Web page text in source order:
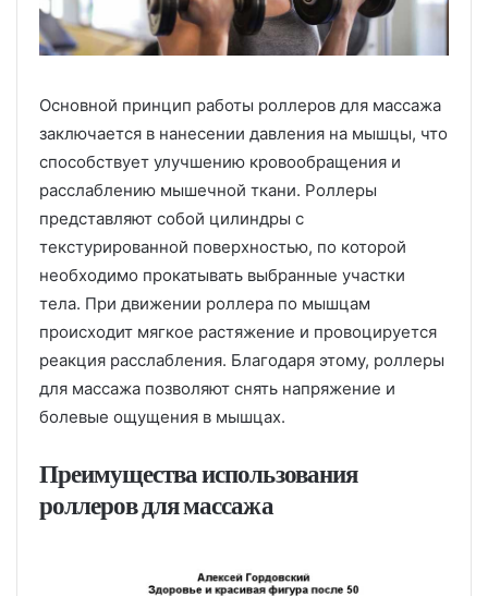
Основной принцип работы роллеров для массажа
заключается в нанесении давления на мышцы, что
способствует улучшению кровообращения и
расслаблению мышечной ткани. Роллеры
представляют собой цилиндры с
текстурированной поверхностью, по которой
необходимо прокатывать выбранные участки
тела. При движении роллера по мышцам
происходит мягкое растяжение и провоцируется
реакция расслабления. Благодаря этому, роллеры
для массажа позволяют снять напряжение и
болевые ощущения в мышцах.
Преимущества использования
роллеров для массажа